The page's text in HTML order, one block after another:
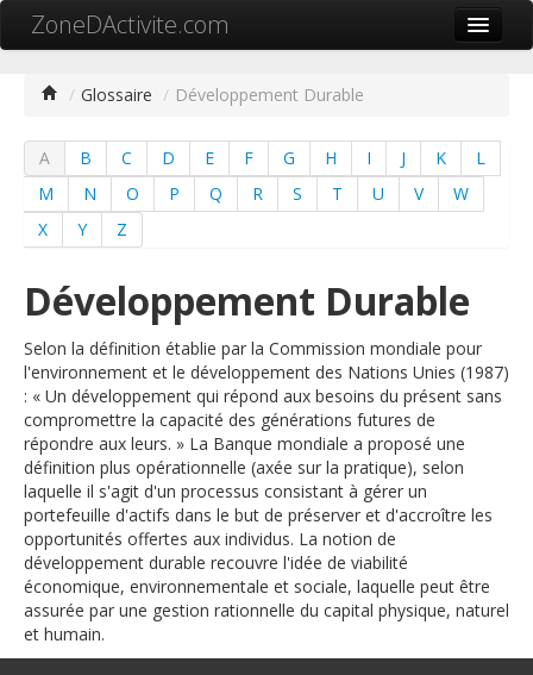
ZoneDActivite.com
Cartographie ZA
Recherche avancée
Contact
Mon ZA.com
中文
English
Français
Connexion
/ Glossaire / Développement Durable
A B C D E F G H I J K
L
M
N O P Q R S T U V
W
X
Y Z
Développement Durable
Selon la définition établie par la Commission mondiale pour
l'environnement et le développement des Nations Unies (1987)
: « Un développement qui répond aux besoins du présent sans
compromettre la capacité des générations futures de
répondre aux leurs. » La Banque mondiale a proposé une
définition plus opérationnelle (axée sur la pratique), selon
laquelle il s'agit d'un processus consistant à gérer un
portefeuille d'actifs dans le but de préserver et d'accroître les
opportunités offertes aux individus. La notion de
développement durable recouvre l'idée de viabilité
économique, environnementale et sociale, laquelle peut être
assurée par une gestion rationnelle du capital physique, naturel
et humain.